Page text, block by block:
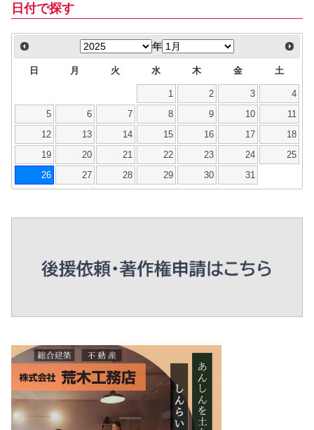
日付で探す
年
日 月 火 水 木 金 土
1 2 3 4
5 6 7 8 9 10 11
12 13 14 15 16 17 18
19 20 21 22 23 24 25
26 27 28 29 30 31